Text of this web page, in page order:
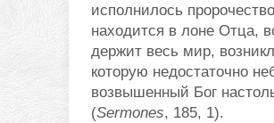
исполнилось
находится в лоне Отца,
держит весь мир,
которую недостаточно
возвышенный Бог
(Sermones, 185, 1).